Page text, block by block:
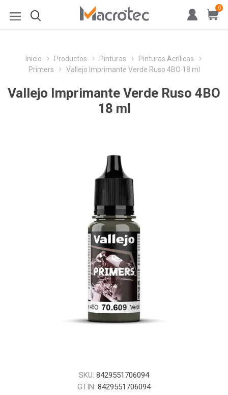
0
Inicio Productos Pinturas
Pinturas Acrílicas
Primers
Vallejo Imprimante Verde Ruso 4BO 18 ml
Vallejo Imprimante Verde Ruso 4BO
18 ml
SKU: 8429551706094
GTIN: 8429551706094